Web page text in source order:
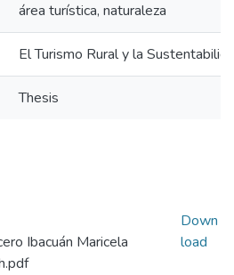
área turística, naturaleza
El Turismo Rural y la
Thesis
Ibacuán Maricela
Down
load